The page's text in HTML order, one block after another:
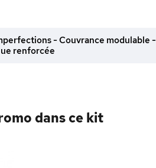
- Couvrance modulable -
renforcée
dans ce kit